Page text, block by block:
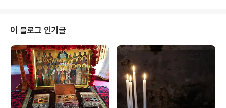
문이었다. 하지만 성인이 계속 먹고 싶은 것을 물어보자 수
도자는 밀가루 죽을 먹고 싶다고 말하였다. 사막에서 밀가
루를 구할 수 없음을 잘 알고 있는 마카리오스 성인은 병든
형제 수도자를 위해 무려 80킬로나 떨어진 알렉산드리아
도시로 내려가 밀가루를 구해 돌아왔다.형제 수도자의 작
은 소망도 헛되이 하지 않은 것이다.
이 블로그 인기글